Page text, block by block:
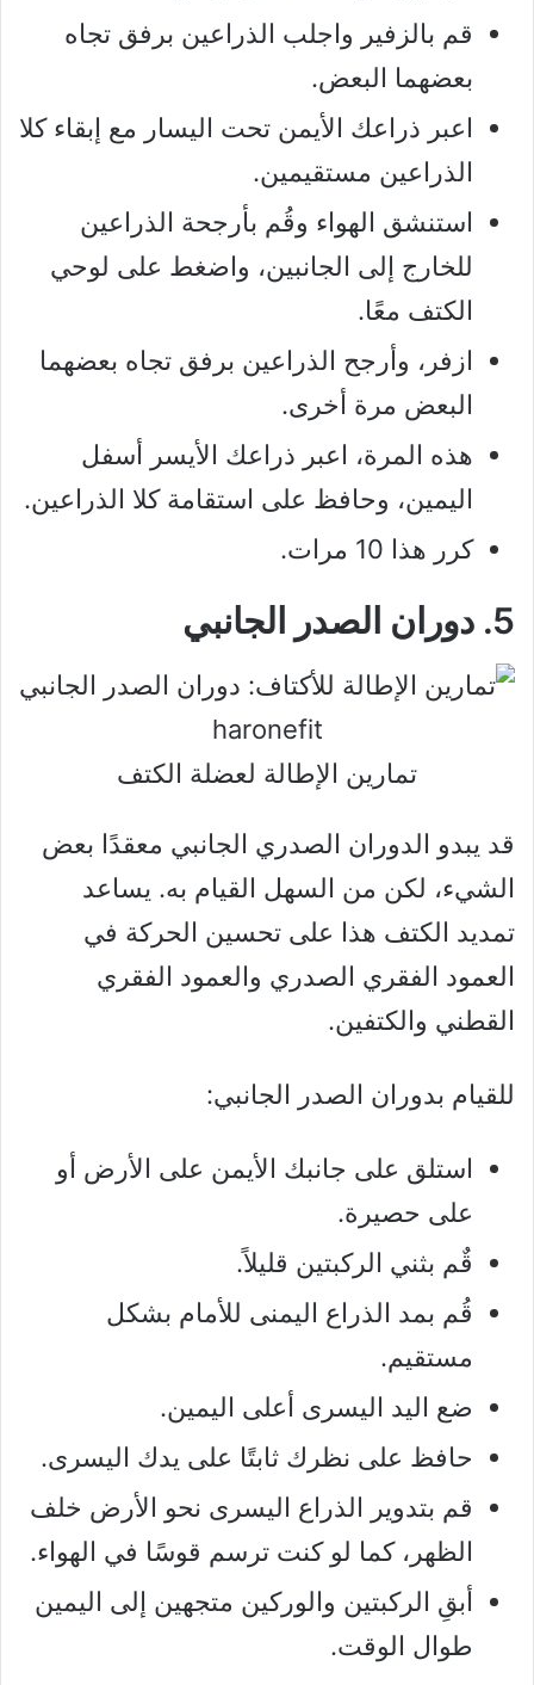
قم بالزفير واجلب الذراعين برفق تجاه
بعضهما البعض.
اعبر ذراعك الأيمن تحت اليسار مع إبقاء كلا
الذراعين مستقيمين.
استنشق الهواء وقُم بأرجحة الذراعين
للخارج إلى الجانبين، واضغط على لوحي
الكتف معًا.
ازفر، وأرجح الذراعين برفق تجاه بعضهما
البعض مرة أخرى.
هذه المرة، اعبر ذراعك الأيسر أسفل
اليمين، وحافظ على استقامة كلا الذراعين.
كرر هذا 10 مرات.
5. دوران الصدر الجانبي
تمارين الإطالة لعضلة الكتف
قد يبدو الدوران الصدري الجانبي معقدًا بعض
الشيء، لكن من السهل القيام به. يساعد
تمديد الكتف هذا على تحسين الحركة في
العمود الفقري الصدري والعمود الفقري
القطني والكتفين.
للقيام بدوران الصدر الجانبي:
استلق على جانبك الأيمن على الأرض أو
على حصيرة.
قٌم بثني الركبتين قليلاً.
قُم بمد الذراع اليمنى للأمام بشكل
مستقيم.
ضع اليد اليسرى أعلى اليمين.
حافظ على نظرك ثابتًا على يدك اليسرى.
قم بتدوير الذراع اليسرى نحو الأرض خلف
الظهر، كما لو كنت ترسم قوسًا في الهواء.
أبقِ الركبتين والوركين متجهين إلى اليمين
طوال الوقت.